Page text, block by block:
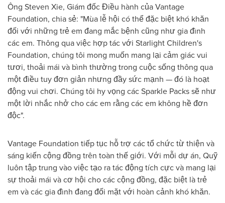
Ông Steven Xie, Giám đốc Điều hành của Vantage
Foundation, chia sẻ: "Mùa lễ hội có thể đặc biệt khó khăn
đối với những trẻ em đang mắc bệnh cũng như gia đình
các em. Thông qua việc hợp tác với Starlight Children's
Foundation, chúng tôi mong muốn mang lại cảm giác vui
tươi, thoải mái và bình thường trong cuộc sống thông qua
một điều tuy đơn giản nhưng đầy sức mạnh — đó là hoạt
động vui chơi. Chúng tôi hy vọng các Sparkle Packs sẽ như
một lời nhắc nhở cho các em rằng các em không hề đơn
độc".
Vantage Foundation tiếp tục hỗ trợ các tổ chức từ thiện và
sáng kiến cộng đồng trên toàn thế giới. Với mỗi dự án, Quỹ
luôn tập trung vào việc tạo ra tác động tích cực và mang lại
sự thoải mái và cơ hội cho các cộng đồng, đặc biệt là trẻ
em và các gia đình đang đối mặt với hoàn cảnh khó khăn.